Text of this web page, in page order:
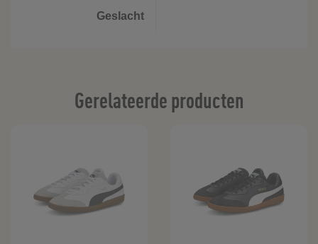
Geslacht
Gerelateerde producten